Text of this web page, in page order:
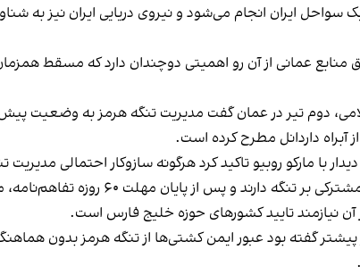
ایران انجام می‌شود و نیروی دریایی ایران نیز به
منابع عمانی از آن رو اهمیتی دوچندان دارد که مسقط
دوم تیر در عمان گفت مدیریت تنگه هرمز به وضعیت
آبراه داردانل مطرح کرده است.
با مارکو روبیو تاکید کرد هرگونه سازوکار احتمالی
مقام‌های جمهوری‌اسلامی می‌گویند
آن نیازمند تایید کشورهای حوزه خلیج فارس است.
گفته بود عبور ایمن کشتی‌ها از تنگه هرمز بدون